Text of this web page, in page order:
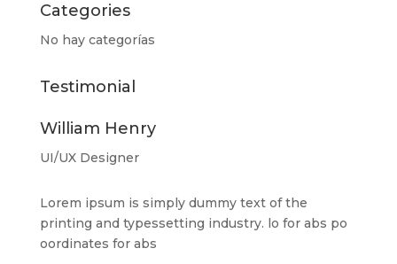
Categories
No hay categorías
Testimonial
William Henry
UI/UX Designer
Lorem ipsum is simply dummy text of the
printing and typessetting industry. lo for abs po
oordinates for abs